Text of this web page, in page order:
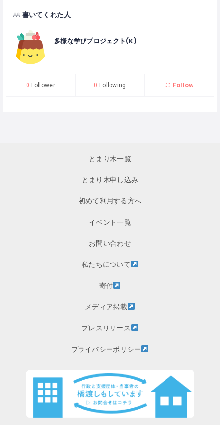
書いてくれた人
多様な学びプロジェクト(K)
0 Follower 0 Following Follow
とまり木一覧
とまり木申し込み
初めて利用する方へ
イベント一覧
お問い合わせ
私たちについて
寄付
メディア掲載
プレスリリース
プライバシーポリシー